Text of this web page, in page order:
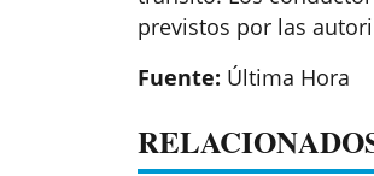
previstos por las
Fuente: Última Hora